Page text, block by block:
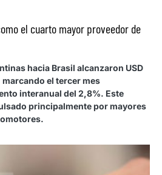
el cuarto mayor proveedor de
hacia Brasil alcanzaron USD
marcando el tercer mes
interanual del 2,8%. Este
principalmente por mayores